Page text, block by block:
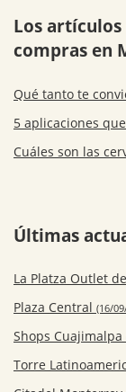
Los
compras en
Qué tanto te
5 aplicaciones
Cuáles son las
Últimas
La Platza Outlet
Plaza Central (16/
Shops Cuajimalpa
Torre